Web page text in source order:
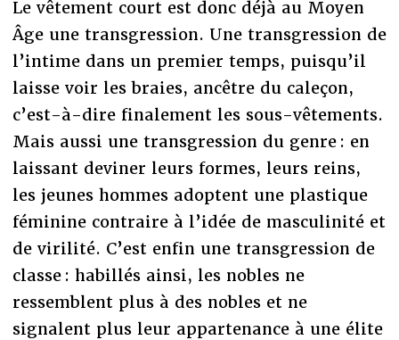
Le vêtement court est donc déjà au Moyen
Âge une transgression. Une transgression de
l’intime dans un premier temps, puisqu’il
laisse voir les braies, ancêtre du caleçon,
c’est-à-dire finalement les sous-vêtements.
Mais aussi une transgression du genre : en
laissant deviner leurs formes, leurs reins,
les jeunes hommes adoptent une plastique
féminine contraire à l’idée de masculinité et
de virilité. C’est enfin une transgression de
classe : habillés ainsi, les nobles ne
ressemblent plus à des nobles et ne
signalent plus leur appartenance à une élite